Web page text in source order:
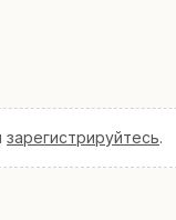
зарегистрируйтесь.